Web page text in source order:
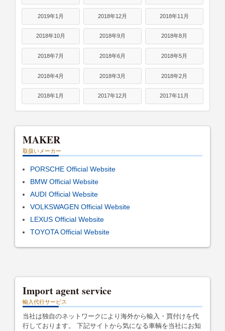
2019年1月 2018年12月 2018年11月
2018年10月 2018年9月 2018年8月
2018年7月 2018年6月 2018年5月
2018年4月 2018年3月 2018年2月
2018年1月 2017年12月 2017年11月
MAKER
取扱いメーカー
PORSCHE Official Website
BMW Official Website
AUDI Official Website
VOLKSWAGEN Official Website
LEXUS Official Website
TOYOTA Official Website
Import agent service
輸入代行サービス
当社は独自のネットワークにより海外から輸入・買付けを代
行しております。 下記サイトから気になる車輌を当社にお知